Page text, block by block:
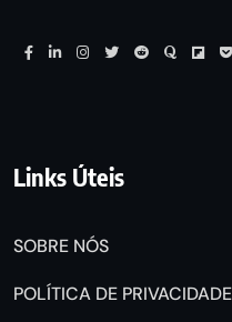
Links Úteis
SOBRE NÓS
POLÍTICA DE